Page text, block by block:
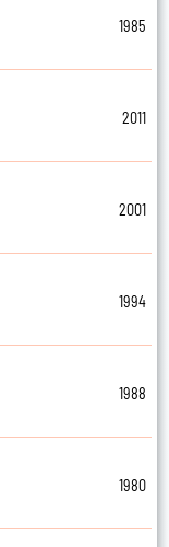
1985
2011
2001
1994
1988
1980